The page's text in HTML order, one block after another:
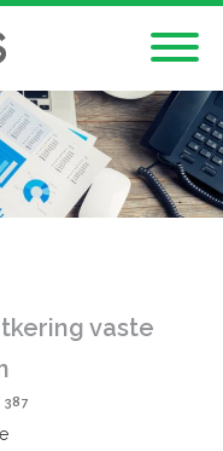
vaste
387